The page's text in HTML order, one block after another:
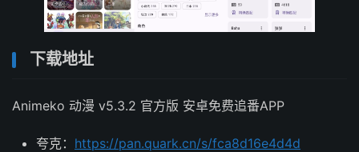
下载地址
Animeko 动漫 v5.3.2 官方版 安卓免费追番APP
夸克： https://pan.quark.cn/s/fca8d16e4d4d